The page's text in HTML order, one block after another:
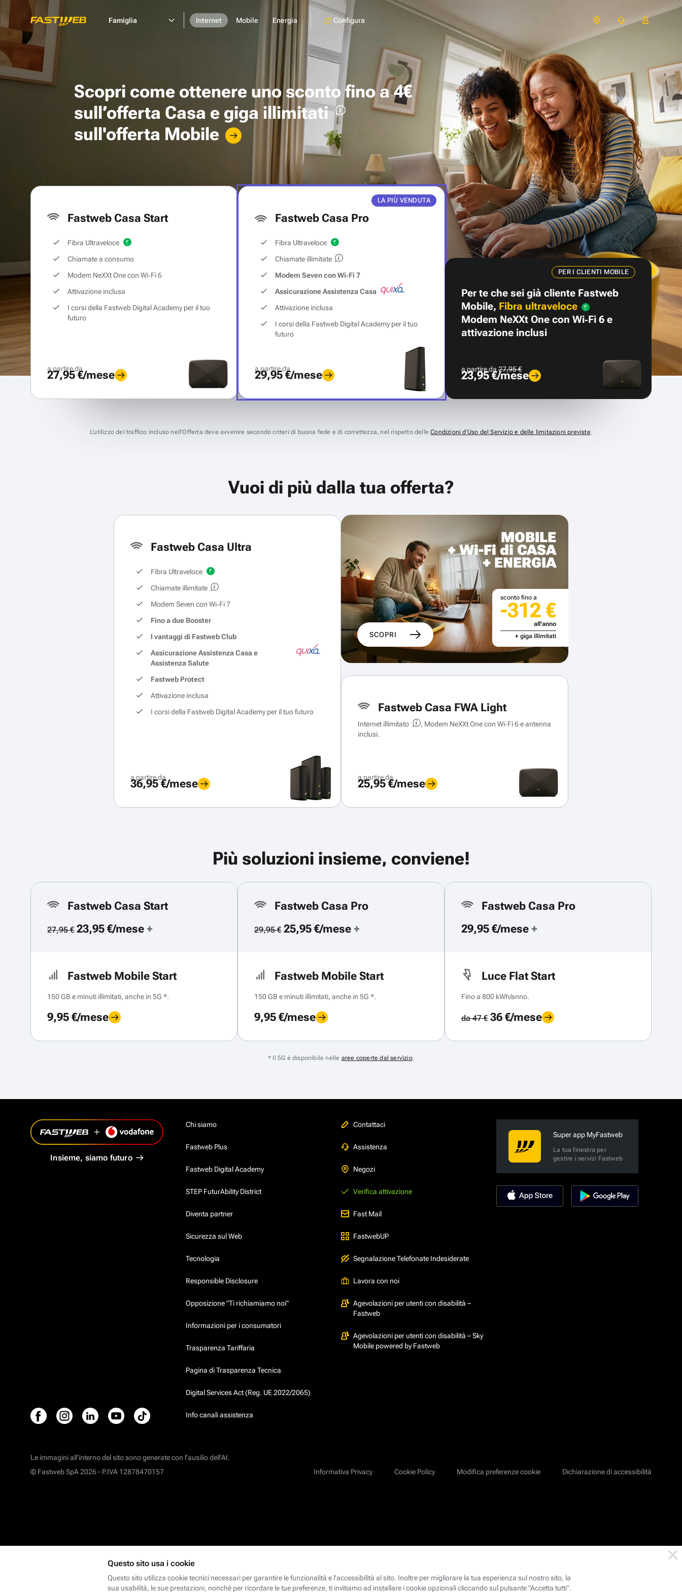
Famiglia Internet Mobile Energia Configura
Scopri come ottenere unosconto fino a 4€
sull’offerta Casa e giga illimitati
sull'offerta Mobile
Fastweb Casa Start
Fibra Ultraveloce
Chiamate a consumo
Modem NeXXt One con Wi‑Fi 6
Attivazione inclusa
I corsi della Fastweb Digital Academy per il tuo
futuro
a partire da
27,95 €/mese
LA PIÙ VENDUTA
Fastweb Casa Pro
Fibra Ultraveloce
Chiamate illimitate
Modem Seven con Wi‑Fi 7
Assicurazione Assistenza Casa
Attivazione inclusa
I corsi della Fastweb Digital Academy per il tuo
futuro
a partire da
29,95 €/mese
PER I CLIENTI MOBILE
Per te che sei già cliente Fastweb
Mobile, Fibra ultraveloce
Modem NeXXt One con Wi‑Fi 6 e
attivazione inclusi
a partire da27,95 €
23,95 €/mese
L’utilizzo del traffico incluso nell’Offerta deve avvenire secondo criteri di buona fede e di correttezza, nel rispetto delleCondizioni d’Uso del Servizio e delle limitazioni previste.
Vuoi di più dalla tua offerta?
Fastweb Casa Ultra
Fibra Ultraveloce
Chiamate illimitate
Modem Seven con Wi‑Fi 7
Fino a due Booster
I vantaggi di Fastweb Club
Assicurazione Assistenza Casa e
Assistenza Salute
Fastweb Protect
Attivazione inclusa
I corsi della Fastweb Digital Academy per il tuo futuro
a partire da
36,95 €/mese
MOBILE
+ Wi-Fi di CASA
+ ENERGIA
SCOPRI
sconto fino a
-312 €
all'anno
+ giga illimitati
Fastweb Casa FWA Light
Internet illimitato
, Modem NeXXt One con Wi‑Fi 6 e antenna
inclusi.
a partire da
25,95 €/mese
Più soluzioni insieme, conviene!
Fastweb Casa Start
27,95 €23,95 €/mese +
Fastweb Mobile Start
150 GB e minuti illimitati, anche in 5G *.
9,95 €/mese
Fastweb Casa Pro
29,95 €25,95 €/mese +
Fastweb Mobile Start
150 GB e minuti illimitati, anche in 5G *.
9,95 €/mese
Fastweb Casa Pro
29,95 €/mese +
Luce Flat Start
Fino a 800 kWh/anno.
da 47 €36 €/mese
* Il 5G è disponibile nelle aree coperte dal servizio.
Insieme, siamo futuro
Chi siamo
Fastweb Plus
Fastweb Digital Academy
STEP FuturAbility District
Diventa partner
Sicurezza sul Web
Tecnologia
Responsible Disclosure
Opposizione "Ti richiamiamo noi"
Informazioni per i consumatori
Trasparenza Tariffaria
Pagina di Trasparenza Tecnica
Digital Services Act (Reg. UE 2022/2065)
Info canali assistenza
Contattaci
Assistenza
Negozi
Verifica attivazione
Fast Mail
FastwebUP
Segnalazione Telefonate Indesiderate
Lavora con noi
Agevolazioni per utenti con disabilità –
Fastweb
Agevolazioni per utenti con disabilità – Sky
Mobile powered by Fastweb
Super app MyFastweb
La tua finestra per
gestire i servizi Fastweb
Le immagini all’interno del sito sono generate con l'ausilio dell'AI.
Informativa Privacy
Cookie Policy Modifica preferenze cookie Dichiarazione di accessibilità
© Fastweb SpA 2026 - P.IVA 12878470157